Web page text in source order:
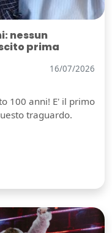
nessun
prima
16/07/2026
100 anni! E' il primo
traguardo.